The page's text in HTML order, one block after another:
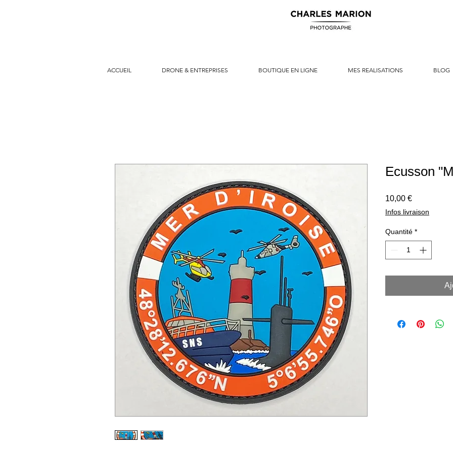
ACCUEIL DRONE & ENTREPRISES BOUTIQUE EN LIGNE MES REALISATIONS BLOG
Ecusson
10,00 €Prix
Infos livraison
Quantité *